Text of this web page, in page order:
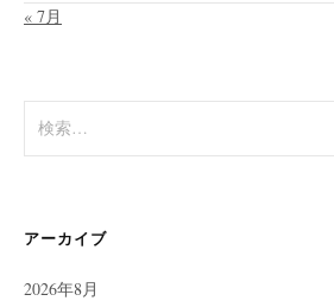
« 7月
索:
アーカイブ
2026年8月